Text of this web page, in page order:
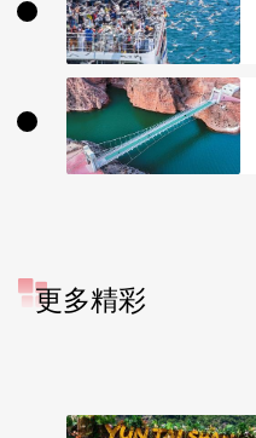
更多精彩